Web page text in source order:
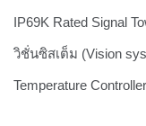
IP69K Rated Signal
วิชั่นซิสเต็ม (Vision
Temperature